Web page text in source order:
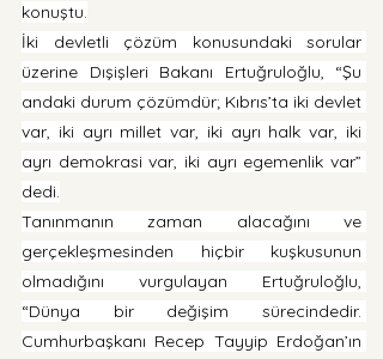
konuştu.
İki devletli çözüm konusundaki sorular
üzerine Dışişleri Bakanı Ertuğruloğlu, “Şu
andaki durum çözümdür; Kıbrıs’ta iki devlet
var, iki ayrı millet var, iki ayrı halk var, iki
ayrı demokrasi var, iki ayrı egemenlik var”
dedi.
Tanınmanın zaman alacağını ve
gerçekleşmesinden hiçbir kuşkusunun
olmadığını vurgulayan Ertuğruloğlu,
“Dünya bir değişim sürecindedir.
Cumhurbaşkanı Recep Tayyip Erdoğan’ın